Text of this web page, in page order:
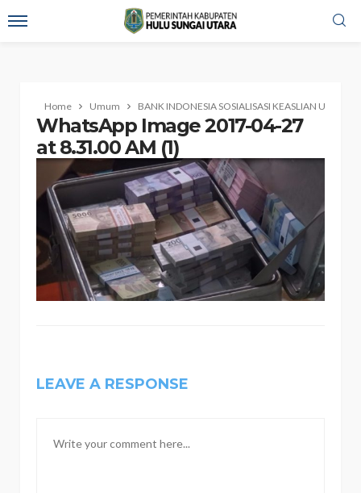
Home Umum BANK INDONESIA SOSIALISASI KEASLIAN UANG
WhatsApp Image 2017-04-27
at 8.31.00 AM (1)
LEAVE A RESPONSE